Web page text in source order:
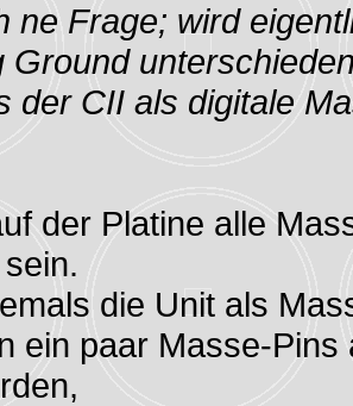
ne Frage; wird
Ground
der CII als digitale
der Platine alle
die Unit als
ein paar Masse-